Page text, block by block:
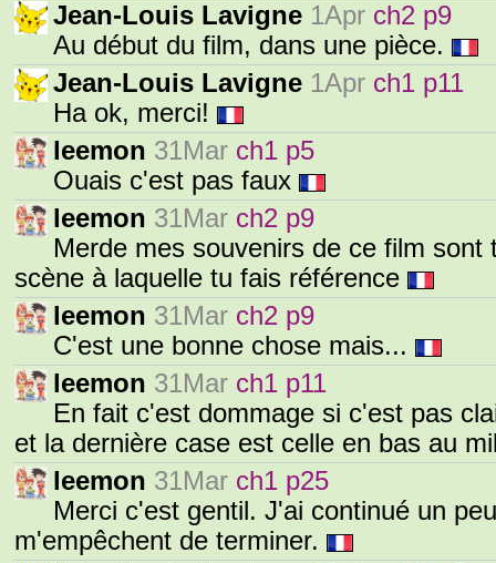
Jean-Louis Lavigne 1Apr ch2 p9
Au début du film, dans une pièce.
Jean-Louis Lavigne 1Apr ch1 p11
Ha ok, merci!
leemon 31Mar ch1 p5
Ouais c'est pas faux
leemon 31Mar ch2 p9
Merde mes souvenirs de ce film
scène à laquelle tu fais référence
leemon 31Mar ch2 p9
C'est une bonne chose mais...
leemon 31Mar ch1 p11
En fait c'est dommage si c'est pas
et la dernière case est celle en bas au
leemon 31Mar ch1 p25
Merci c'est gentil. J'ai continué un
m'empêchent de terminer.